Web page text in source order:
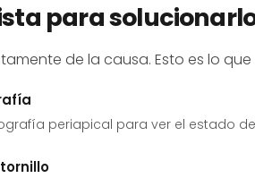
para
de la causa. Esto es lo
periapical para ver el estado